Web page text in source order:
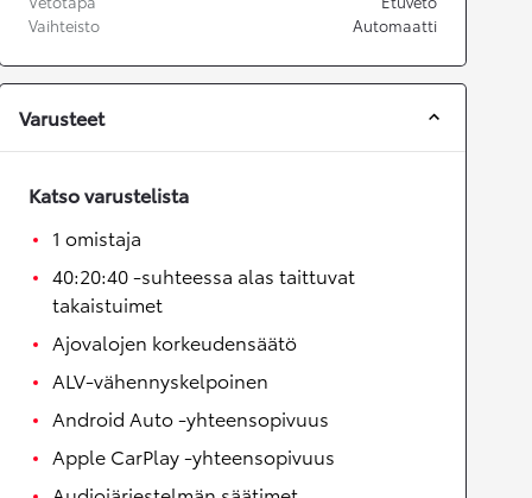
Vaihteisto
Automaatti
Varusteet
Katso varustelista
1 omistaja
40:20:40 -suhteessa alas taittuvat
takaistuimet
Ajovalojen korkeudensäätö
ALV-vähennyskelpoinen
Android Auto -yhteensopivuus
Apple CarPlay -yhteensopivuus